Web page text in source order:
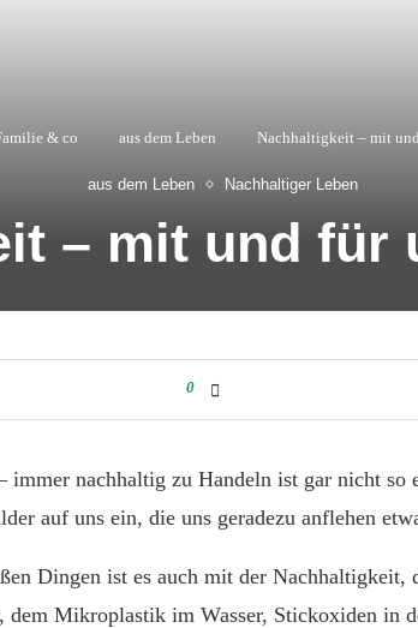
& co aus dem Leben Nachhaltigkeit – mit
aus dem Leben Nachhaltiger Leben
– mit und für
0
nachhaltig zu Handeln ist gar nicht so
auf uns ein, die uns geradezu anflehen
Dingen ist es auch mit der Nachhaltigkeit,
dem Mikroplastik im Wasser, Stickoxiden in